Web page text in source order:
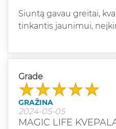
Siuntą gavau greitai,
tinkantis jaunimui,
Grade
GRAŽINA
2024-05-05
MAGIC LIFE